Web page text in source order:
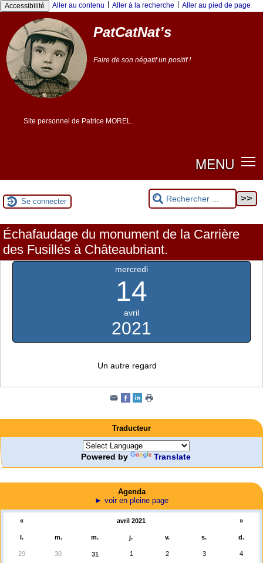
Panneau de gestion des cookies
Accessibilité Aller au contenu Aller à la recherche Aller au pied de page
PatCatNat’s
Faire de son négatif un positif !
Site personnel de Patrice MOREL.
MENU
Se connecter
Échafaudage du monument de la Carrière
des Fusillés à Châteaubriant.
mercredi
14
avril
2021
Un autre regard
Traducteur
Powered by Translate
Agenda
► voir en pleine page
« avril 2021 »
l. m. m. j. v. s. d.
29 30 31 1 2 3 4